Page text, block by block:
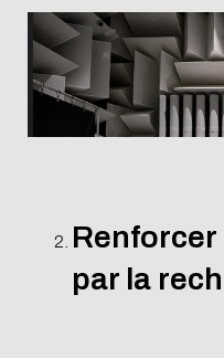
Renforcer
par la